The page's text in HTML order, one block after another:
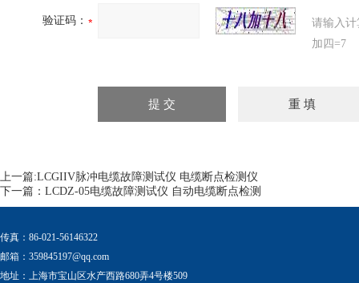
验证码：
请输入
加四=7
上一篇:LCGIIV脉冲电缆故障测试仪 电缆断点检测仪
下一篇： LCDZ-05电缆故障测试仪 自动电缆断点检测
传真：86-021-56146322
邮箱： 359845197@qq.com
地址：上海市宝山区水产西路680弄4号楼509